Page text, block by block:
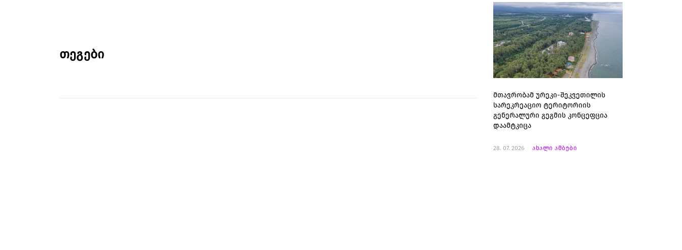
თეგები
მთავრობამ ურეკი-შეკვეთილის
სარეკრეაციო ტერიტორიის
გენერალური გეგმის კონცეფცია
დაამტკიცა
28. 07. 2026 ახალი ამბები